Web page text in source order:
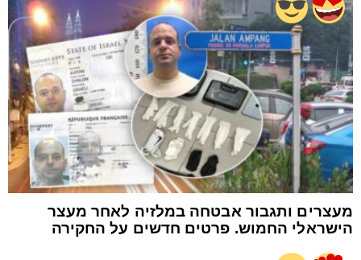
מעצרים ותגבור אבטחה במלזיה לאחר מעצר
הישראלי החמוש. פרטים חדשים על החקירה